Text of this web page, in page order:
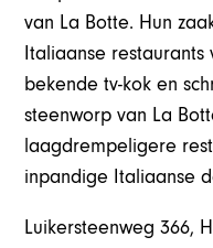
van La Botte. Hun
Italiaanse
bekende tv-kok en
steenworp van La
laagdrempeligere
inpandige Italiaanse
Luikersteenweg 366,